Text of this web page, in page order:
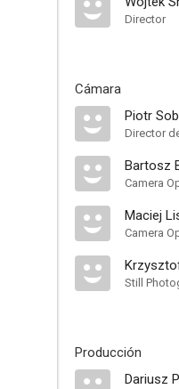
Director
Cámara
Piotr
Director
Bartosz
Camera
Maciej
Camera
Still
Producción
Dariusz